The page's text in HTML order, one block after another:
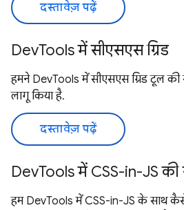
दस्तावेज़ पढ़ें
DevTools में सीएसएस ग्रिड
हमने DevTools में सीएसएस ग्रिड टूल
लागू किया है.
दस्तावेज़ पढ़ें
DevTools में CSS-in-JS की
हम DevTools में CSS-in-JS के साथ